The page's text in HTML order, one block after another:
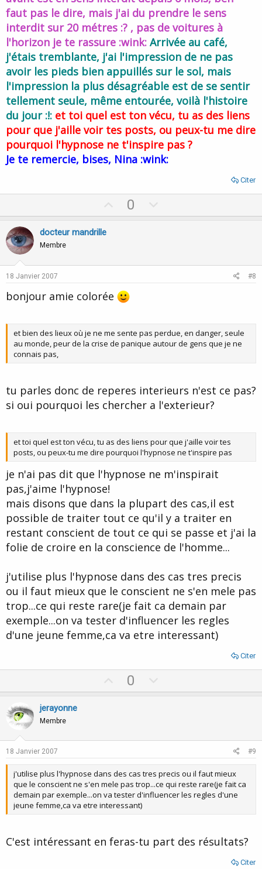
faut pas le dire, mais j'ai du prendre le sens
interdit sur 20 métres :? , pas de voitures à
l'horizon je te rassure :wink: Arrivée au café,
j'étais tremblante, j'ai l'impression de ne pas
avoir les pieds bien appuillés sur le sol, mais
l'impression la plus désagréable est de se sentir
tellement seule, même entourée, voilà l'histoire
du jour :!: et toi quel est ton vécu, tu as des liens
pour que j'aille voir tes posts, ou peux-tu me dire
pourquoi l'hypnose ne t'inspire pas ?
Je te remercie, bises, Nina :wink:
Citer
p
0
o
docteur mandrille
Membre
18 Janvier 2007 #8
bonjour amie colorée
et bien des lieux où je ne me sente pas perdue, en danger, seule
au monde, peur de la crise de panique autour de gens que je ne
connais pas,
tu parles donc de reperes interieurs n'est ce pas?
si oui pourquoi les chercher a l'exterieur?
et toi quel est ton vécu, tu as des liens pour que j'aille voir tes
posts, ou peux-tu me dire pourquoi l'hypnose ne t'inspire pas
je n'ai pas dit que l'hypnose ne m'inspirait
pas,j'aime l'hypnose!
mais disons que dans la plupart des cas,il est
possible de traiter tout ce qu'il y a traiter en
restant conscient de tout ce qui se passe et j'ai la
folie de croire en la conscience de l'homme...
j'utilise plus l'hypnose dans des cas tres precis
ou il faut mieux que le conscient ne s'en mele pas
trop...ce qui reste rare(je fait ca demain par
exemple...on va tester d'influencer les regles
d'une jeune femme,ca va etre interessant)
Citer
p
t
0
o
v
e
jerayonne
Membre
18 Janvier 2007 #9
j'utilise plus l'hypnose dans des cas tres precis ou il faut mieux
que le conscient ne s'en mele pas trop...ce qui reste rare(je fait ca
demain par exemple...on va tester d'influencer les regles d'une
jeune femme,ca va etre interessant)
C'est intéressant en feras-tu part des résultats?
Citer